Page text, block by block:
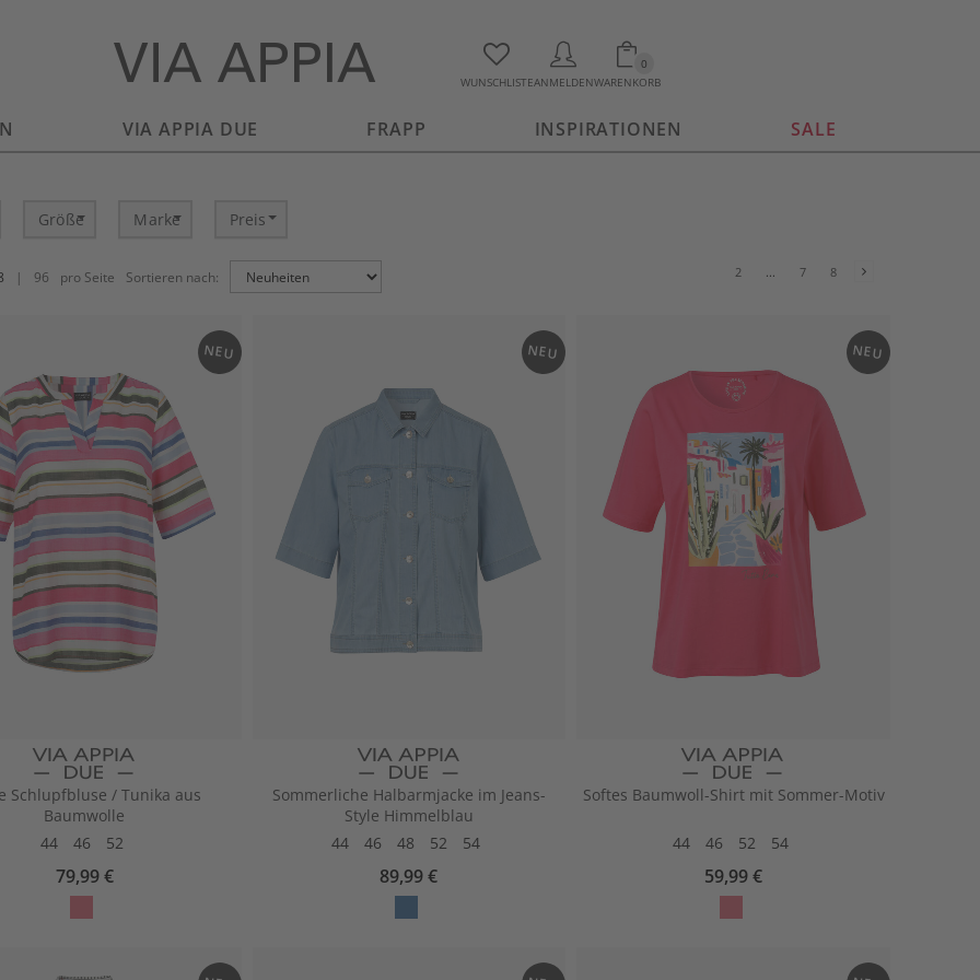
WUNSCHLISTEANMELDEN
0
WARENKORB
VIA APPIA DUE FRAPP INSPIRATIONEN SALE
Größe Marke Preis
| 96 pro Seite Sortieren nach: 2 7 8
NEU
Schlupfbluse / Tunika aus
Baumwolle
44
46 52
79,99 €
la
NEU
Sommerliche Halbarmjacke im Jeans-
Style Himmelblau
44
46 48 52 54
89,99 €
ea
NEU
Softes Baumwoll-Shirt mit Sommer-Motiv
44 46 52 54
59,99 €
la